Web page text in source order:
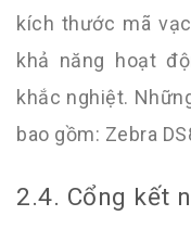
kích thước mã
khả năng hoạt
khắc nghiệt.
bao gồm: Zebra
2.4. Cổng kết